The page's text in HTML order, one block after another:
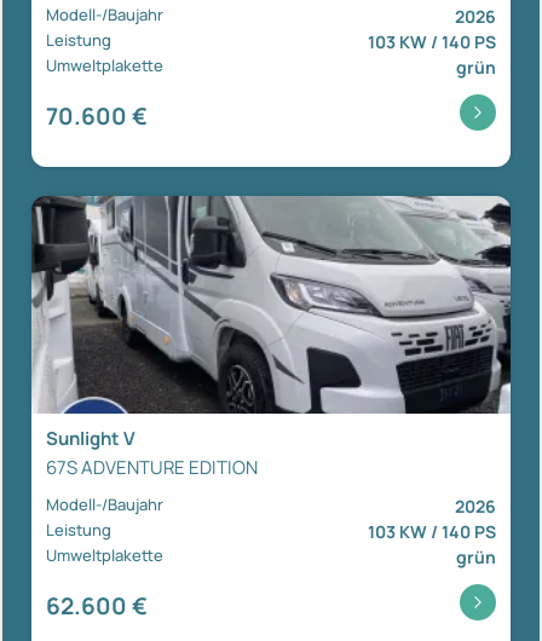
Modell-/Baujahr 2026
Leistung 103 KW / 140 PS
Umweltplakette grün
70.600 €
Sunlight V
67S ADVENTURE EDITION
Modell-/Baujahr 2026
Leistung 103 KW / 140 PS
Umweltplakette grün
62.600 €